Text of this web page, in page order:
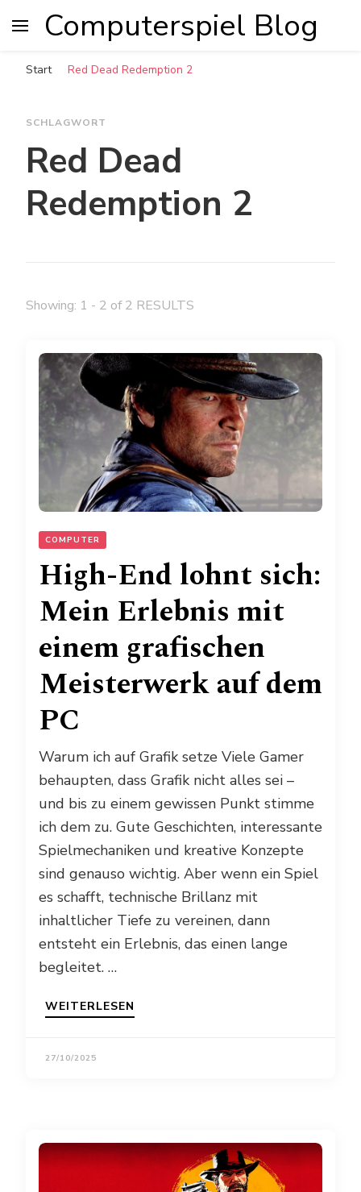
Computerspiel Blog
Start Red Dead Redemption 2
SCHLAGWORT
Red Dead
Redemption 2
Showing: 1 - 2 of 2 RESULTS
COMPUTER
High-End lohnt sich:
Mein Erlebnis mit
einem grafischen
Meisterwerk auf dem
PC
Warum ich auf Grafik setze Viele Gamer
behaupten, dass Grafik nicht alles sei –
und bis zu einem gewissen Punkt stimme
ich dem zu. Gute Geschichten, interessante
Spielmechaniken und kreative Konzepte
sind genauso wichtig. Aber wenn ein Spiel
es schafft, technische Brillanz mit
inhaltlicher Tiefe zu vereinen, dann
entsteht ein Erlebnis, das einen lange
begleitet. …
WEITERLESEN
27/10/2025